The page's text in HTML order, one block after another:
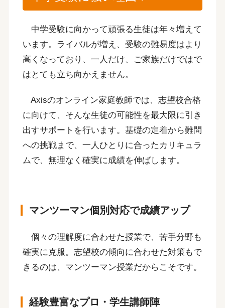
中学受験に向かって頑張る生徒は年々増えて
います。ライバルが増え、受験の難易度はより
高くなっており、一人だけ、ご家族だけではで
はとても立ち向かえません。
Axisのオンライン家庭教師では、志望校合格
に向けて、そんな生徒の可能性を最大限に引き
出すサポートを行います。基礎の定着から難問
への挑戦まで、一人ひとりに合ったカリキュラ
ムで、無理なく確実に成績を伸ばします。
マンツーマン個別対応で成績アップ
個々の理解度に合わせた授業で、苦手分野も
確実に克服。志望校の傾向に合わせた対策もで
きるのは、マンツーマン授業だからこそです。
経験豊富なプロ・学生講師陣